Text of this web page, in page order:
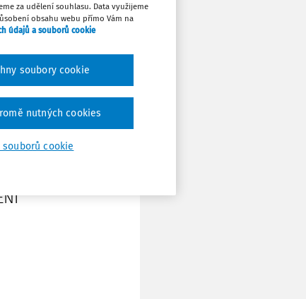
republiky:
ZEMĚDĚLSKÉ
za udělení souhlasu. Data využijeme
obsahu webu přímo Vám na
údajů a souborů cookie
cookie
nutných cookies
soubory cookie